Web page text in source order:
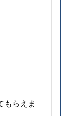
もらえま